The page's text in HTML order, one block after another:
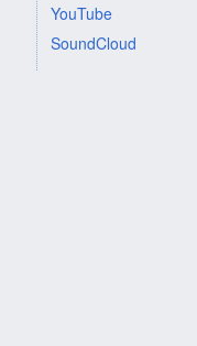
YouTube
SoundCloud